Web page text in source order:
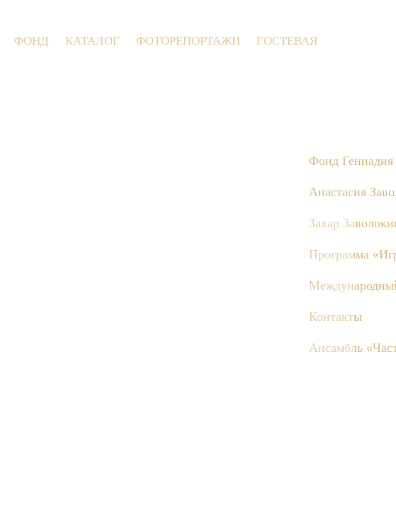
ФОНД КАТАЛОГ ФОТОРЕПОРТАЖИ ГОСТЕВАЯ
Фонд Геннадия
Анастасия
Захар
Программа
Контакты
Ансамбль